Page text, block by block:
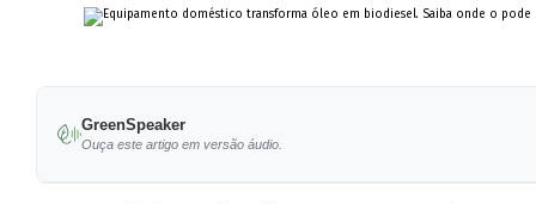
GreenSpeaker
Ouça este artigo em versão áudio.